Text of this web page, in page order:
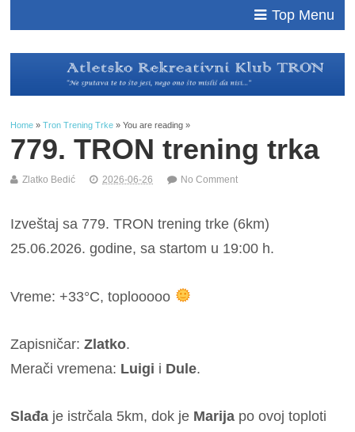
Top Menu
Home »Tron Trening Trke » You are reading »
779. TRON trening trka
Zlatko Bedić 2026-06-26 No Comment
Izveštaj sa 779. TRON trening trke (6km)
25.06.2026. godine, sa startom u 19:00 h.
Vreme: +33°C, toplooooo
Zapisničar:Zlatko.
Merači vremena: Luigi i Dule.
Slađa je istrčala 5km, dok je Marija po ovoj toploti